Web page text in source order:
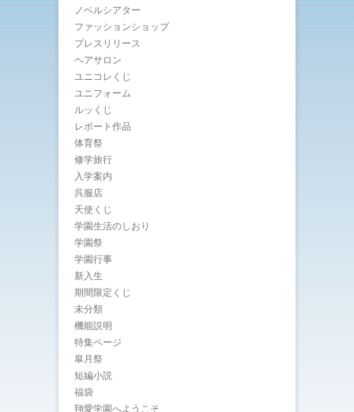
ノベルシアター
ファッションショップ
プレスリリース
ヘアサロン
ユニコレくじ
ユニフォーム
ルッくじ
レポート作品
体育祭
修学旅行
入学案内
呉服店
天使くじ
学園生活のしおり
学園祭
学園行事
新入生
期間限定くじ
未分類
機能説明
特集ページ
皐月祭
短編小説
福袋
翔愛学園へようこそ